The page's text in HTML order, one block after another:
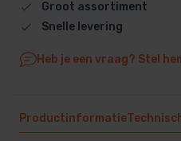
Groot assortiment
Snelle levering
Heb je een vraag? Stel
Productinformatie